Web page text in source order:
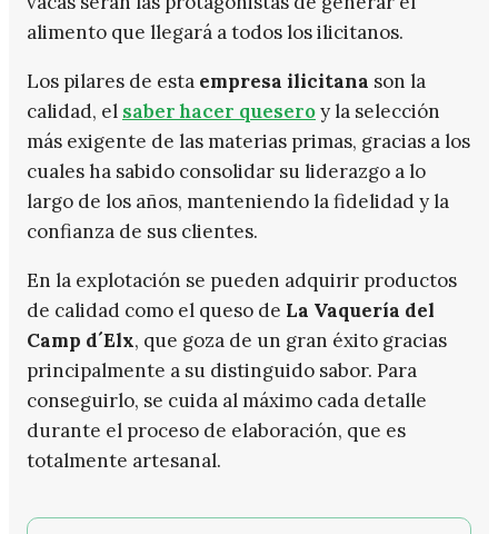
alimento que llegará a todos los ilicitanos.
Los pilares de esta empresa ilicitana son la
calidad, el saber hacer queseroy la selección
más exigente de las materias primas, gracias a los
cuales ha sabido consolidar su liderazgo a lo
largo de los años, manteniendo la fidelidad y la
confianza de sus clientes.
En la explotación se pueden adquirir productos
de calidad como el queso de La Vaquería del
Camp d´Elx, que goza de un gran éxito gracias
principalmente a su distinguido sabor. Para
conseguirlo, se cuida al máximo cada detalle
durante el proceso de elaboración, que es
totalmente artesanal.